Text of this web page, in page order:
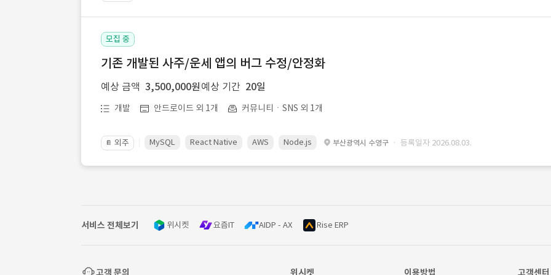
모집 중
기존 개발된 사주/운세 앱의 버그 수정/안정화
예상 금액 3,500,000원 예상 기간 20일
개발 안드로이드 외 1개 커뮤니티ㆍSNS 외 1개
📔 외주 MySQL React Native AWS Node.js 부산광역시 수영구 · 등록일자 2026.08.03.
서비스 전체보기 위시켓 요즘IT AIDP - AX Rise ERP
고객 문의 위시켓 이용방법 고객센터